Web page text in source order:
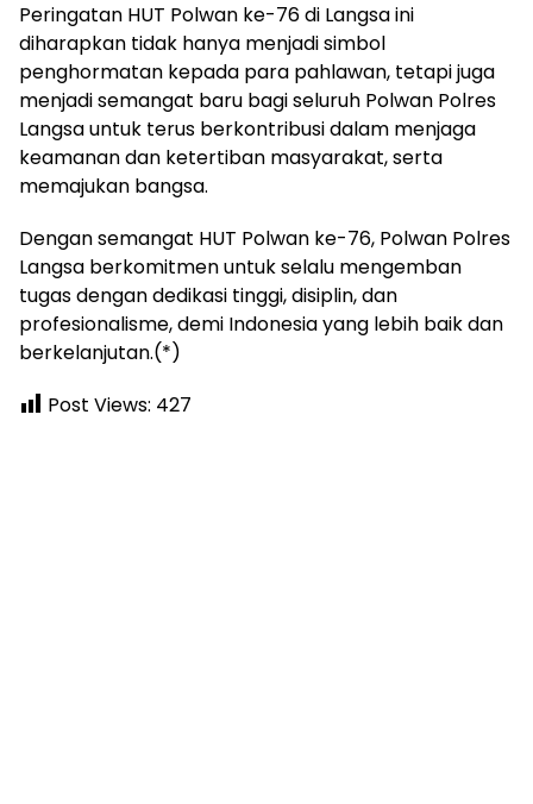
Peringatan HUT Polwan ke-76 di Langsa ini
diharapkan tidak hanya menjadi simbol
penghormatan kepada para pahlawan, tetapi juga
menjadi semangat baru bagi seluruh Polwan Polres
Langsa untuk terus berkontribusi dalam menjaga
keamanan dan ketertiban masyarakat, serta
memajukan bangsa.
Dengan semangat HUT Polwan ke-76, Polwan Polres
Langsa berkomitmen untuk selalu mengemban
tugas dengan dedikasi tinggi, disiplin, dan
profesionalisme, demi Indonesia yang lebih baik dan
berkelanjutan.(*)
Post Views: 427